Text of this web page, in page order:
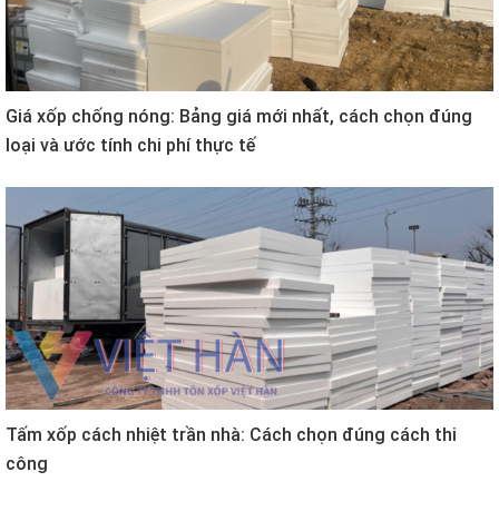
Giá xốp chống nóng: Bảng giá mới nhất, cách chọn đúng
loại và ước tính chi phí thực tế
Tấm xốp cách nhiệt trần nhà: Cách chọn đúng cách thi
công